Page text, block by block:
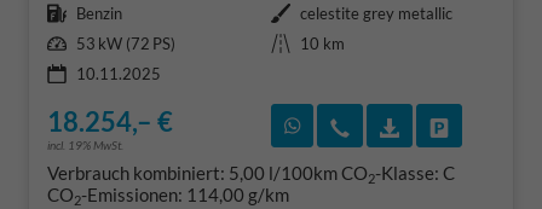
Kraftstoff Benzin Außenfarbe celestite grey metallic
Leistung 53 kW (72 PS) Kilometerstand
10 km
10.11.2025
18.254,– €
incl. 19% MwSt.
Rückruf vereinbaren
Wir rufen Sie an
Verbrauch kombiniert: 5,00 l/100kmCO2-Klasse: C
CO2-Emissionen: 114,00 g/km